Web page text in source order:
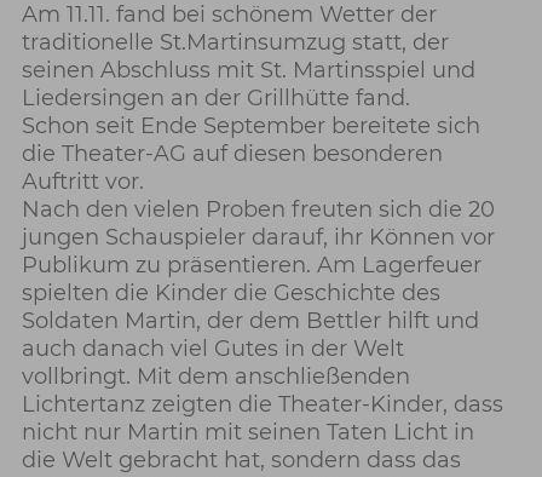
Am 11.11. fand bei schönem Wetter der
traditionelle St.Martinsumzug statt, der
seinen Abschluss mit St. Martinsspiel und
Liedersingen an der Grillhütte fand.
Schon seit Ende September bereitete sich
die Theater-AG auf diesen besonderen
Auftritt vor.
Nach den vielen Proben freuten sich die 20
jungen Schauspieler darauf, ihr Können vor
Publikum zu präsentieren. Am Lagerfeuer
spielten die Kinder die Geschichte des
Soldaten Martin, der dem Bettler hilft und
auch danach viel Gutes in der Welt
vollbringt. Mit dem anschließenden
Lichtertanz zeigten die Theater-Kinder, dass
nicht nur Martin mit seinen Taten Licht in
die Welt gebracht hat, sondern dass das